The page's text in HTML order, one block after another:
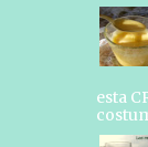
esta